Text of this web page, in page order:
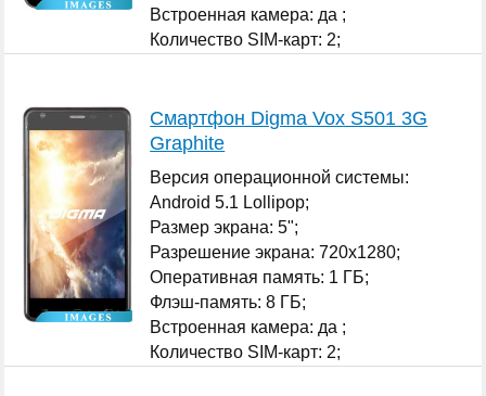
Встроенная камера: да ;
Количество SIM-карт: 2;
Смартфон Digma Vox S501 3G
Graphite
Версия операционной системы:
Android 5.1 Lollipop;
Размер экрана: 5";
Разрешение экрана: 720x1280;
Оперативная память: 1 ГБ;
Флэш-память: 8 ГБ;
Встроенная камера: да ;
Количество SIM-карт: 2;